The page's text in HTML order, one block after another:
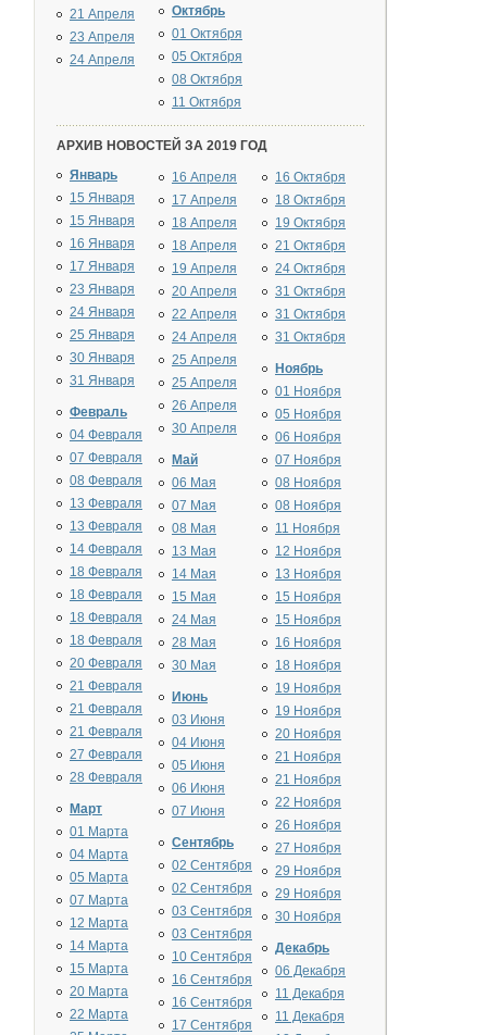
21 Апреля
23 Апреля
24 Апреля
Октябрь
01 Октября
05 Октября
08 Октября
11 Октября
АРХИВ НОВОСТЕЙ ЗА 2019 ГОД
Январь
15 Января
15 Января
16 Января
17 Января
23 Января
24 Января
25 Января
30 Января
31 Января
Февраль
04 Февраля
07 Февраля
08 Февраля
13 Февраля
13 Февраля
14 Февраля
18 Февраля
18 Февраля
18 Февраля
18 Февраля
20 Февраля
21 Февраля
21 Февраля
21 Февраля
27 Февраля
28 Февраля
Март
01 Марта
04 Марта
05 Марта
07 Марта
12 Марта
14 Марта
15 Марта
20 Марта
22 Марта
16 Апреля
17 Апреля
18 Апреля
18 Апреля
19 Апреля
20 Апреля
22 Апреля
24 Апреля
25 Апреля
25 Апреля
26 Апреля
30 Апреля
Май
06 Мая
07 Мая
08 Мая
13 Мая
14 Мая
15 Мая
24 Мая
28 Мая
30 Мая
Июнь
03 Июня
04 Июня
05 Июня
06 Июня
07 Июня
Сентябрь
02 Сентября
02 Сентября
03 Сентября
03 Сентября
10 Сентября
16 Сентября
16 Сентября
17 Сентября
16 Октября
18 Октября
19 Октября
21 Октября
24 Октября
31 Октября
31 Октября
31 Октября
Ноябрь
01 Ноября
05 Ноября
06 Ноября
07 Ноября
08 Ноября
08 Ноября
11 Ноября
12 Ноября
13 Ноября
15 Ноября
15 Ноября
16 Ноября
18 Ноября
19 Ноября
19 Ноября
20 Ноября
21 Ноября
21 Ноября
22 Ноября
26 Ноября
27 Ноября
29 Ноября
29 Ноября
30 Ноября
Декабрь
06 Декабря
11 Декабря
11 Декабря